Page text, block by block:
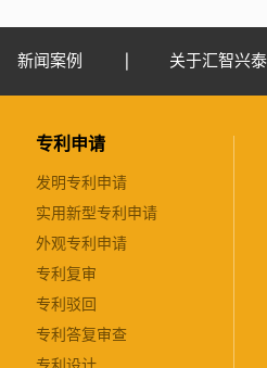
新闻案例 关于汇智兴泰
专利申请
发明专利申请
实用新型专利申请
外观专利申请
专利复审
专利驳回
专利答复审查